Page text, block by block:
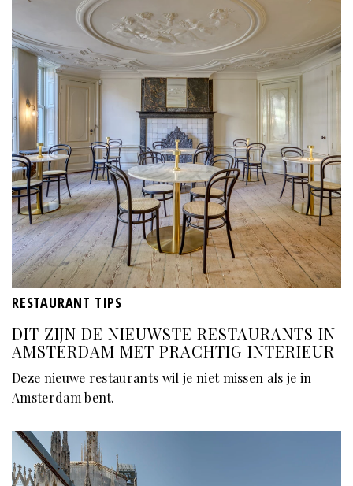
RESTAURANT TIPS
DIT ZIJN DE NIEUWSTE RESTAURANTS IN
AMSTERDAM MET PRACHTIG INTERIEUR
Deze nieuwe restaurants wil je niet missen als je in
Amsterdam bent.